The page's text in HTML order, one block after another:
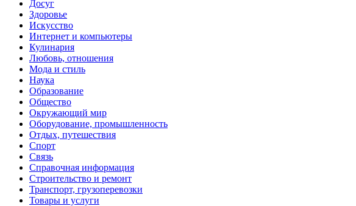
Досуг
Здоровье
Искусство
Интернет и компьютеры
Кулинария
Любовь, отношения
Мода и стиль
Наука
Образование
Общество
Окружающий мир
Оборудование, промышленность
Отдых, путешествия
Спорт
Связь
Справочная информация
Строительство и ремонт
Транспорт, грузоперевозки
Товары и услуги